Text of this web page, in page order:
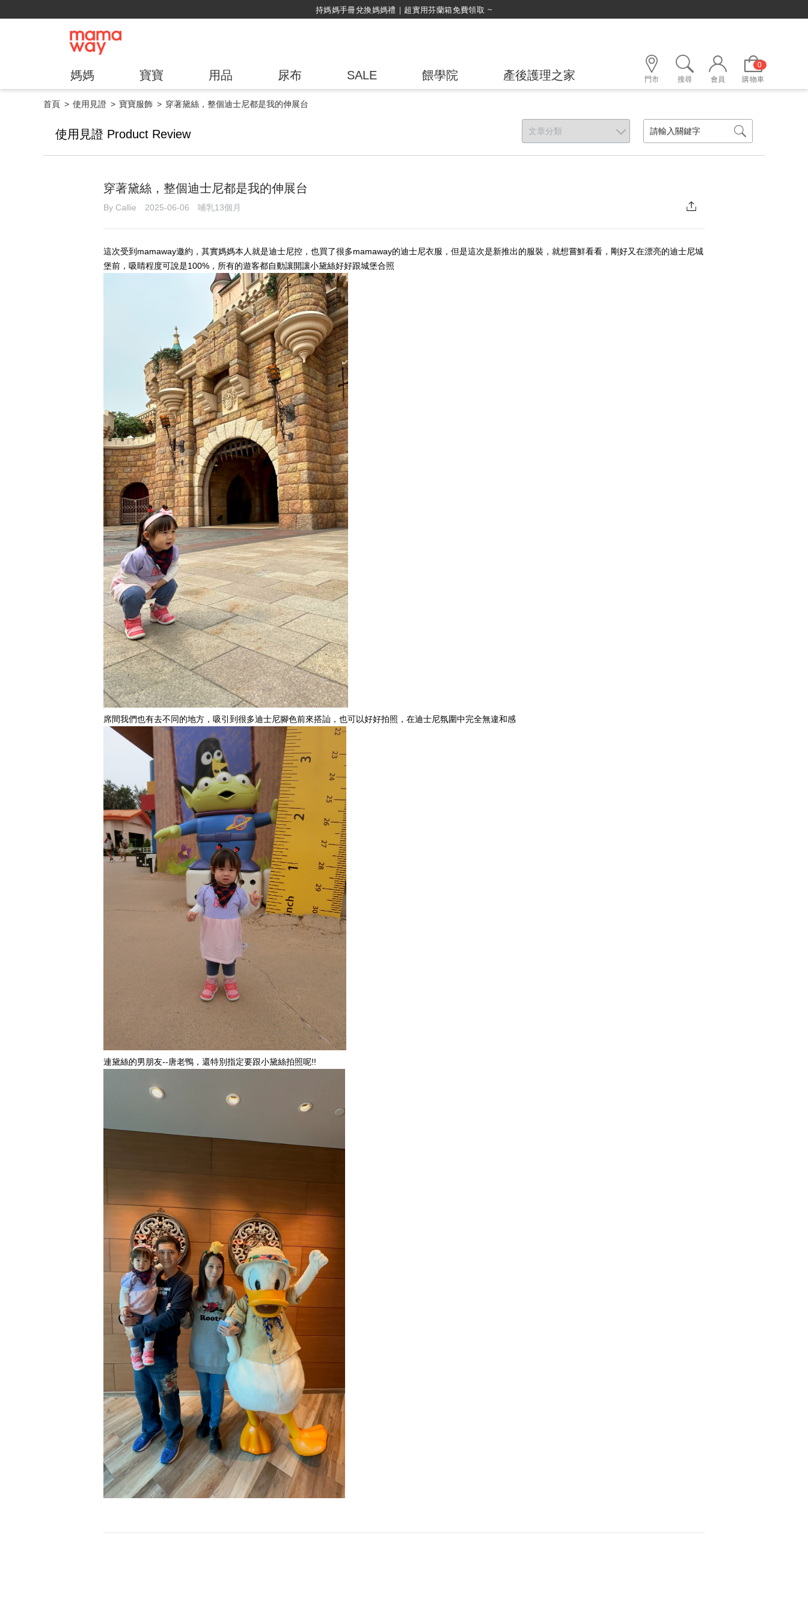
持媽媽手冊兌換媽媽禮｜超實用芬蘭箱免費領取 ~
媽媽 寶寶 用品 尿布 SALE 餵學院 產後護理之家 門市 搜尋 會員
0
購物車
首頁 使用見證 寶寶服飾 穿著黛絲，整個迪士尼都是我的伸展台
使用見證 Product Review
穿著黛絲，整個迪士尼都是我的伸展台
By Callie 2025-06-06 哺乳13個月
這次受到mamaway邀約，其實媽媽本人就是迪士尼控，也買了很多mamaway的迪士尼衣服，但是這次是新推出的服裝，就想嘗鮮看看，剛好又在漂亮的迪士尼城
堡前，吸睛程度可說是100%，所有的遊客都自動讓開讓小黛絲好好跟城堡合照
席間我們也有去不同的地方，吸引到很多迪士尼腳色前來搭訕，也可以好好拍照，在迪士尼氛圍中完全無違和感
連黛絲的男朋友--唐老鴨，還特別指定要跟小黛絲拍照呢!!